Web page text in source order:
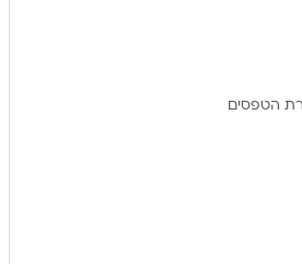
הטפסים